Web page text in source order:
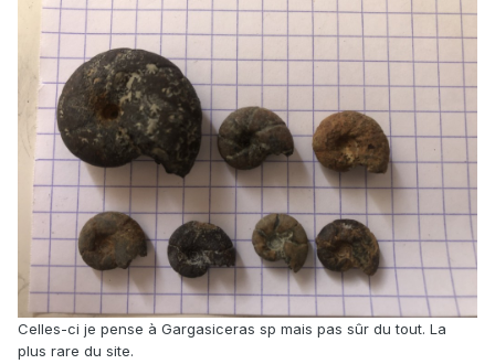
Celles-ci je pense à Gargasiceras sp mais pas sûr du tout. La
plus rare du site.